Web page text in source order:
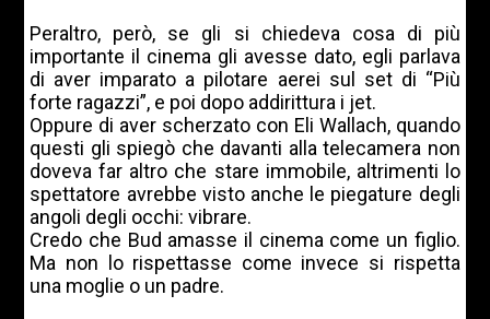
Peraltro, però, se gli si chiedeva cosa di più
importante il cinema gli avesse dato, egli parlava
di aver imparato a pilotare aerei sul set di “Più
forte ragazzi”, e poi dopo addirittura i jet.
Oppure di aver scherzato con Eli Wallach, quando
questi gli spiegò che davanti alla telecamera non
doveva far altro che stare immobile, altrimenti lo
spettatore avrebbe visto anche le piegature degli
angoli degli occhi: vibrare.
Credo che Bud amasse il cinema come un figlio.
Ma non lo rispettasse come invece si rispetta
una moglie o un padre.